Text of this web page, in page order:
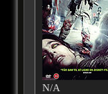
N/A